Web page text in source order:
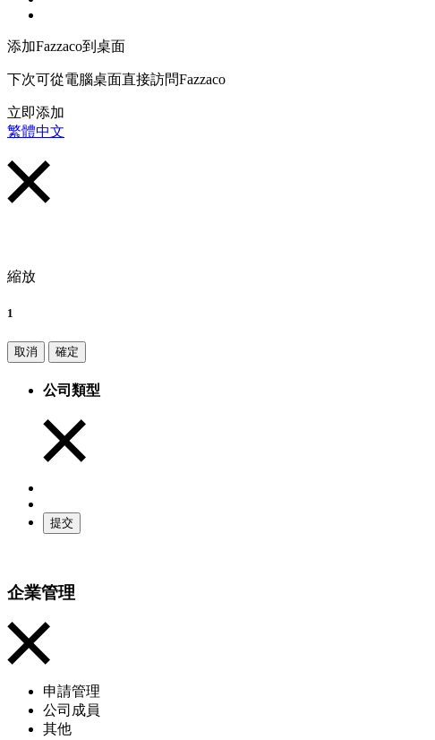
添加Fazzaco到桌面
下次可從電腦桌面直接訪問Fazzaco
立即添加
繁體中文
縮放
1
取消 確定
公司類型
提交
企業管理
申請管理
公司成員
其他